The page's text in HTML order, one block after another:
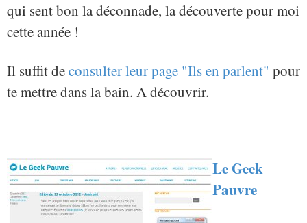
qui sent bon la déconnade, la découverte pour moi
cette année !
Il suffit deconsulter leur page "Ils en parlent" pour
te mettre dans la bain. A découvrir.
Le Geek
Pauvre